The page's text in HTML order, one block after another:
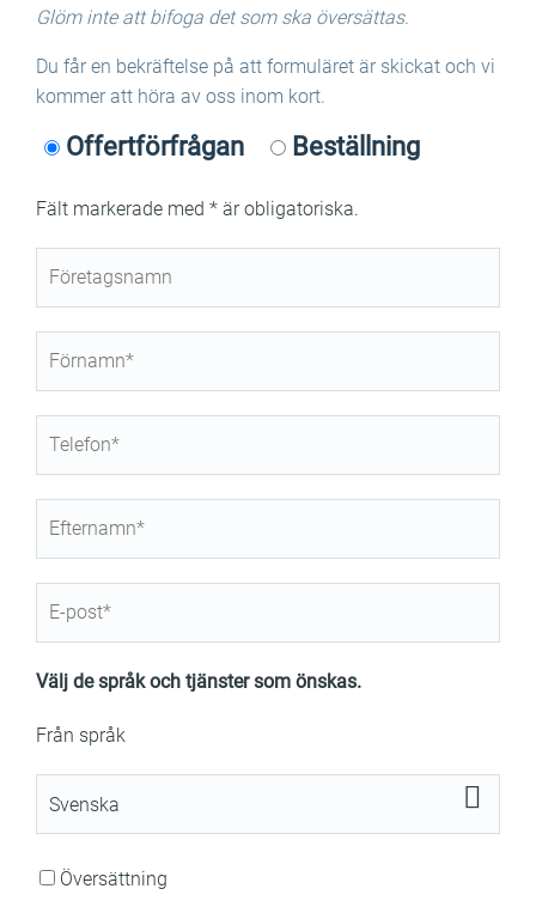
Glöm inte att bifoga det som ska översättas.
Du får en bekräftelse på att formuläret är skickat och vi
kommer att höra av oss inom kort.
Offertförfrågan Beställning
Fält markerade med * är obligatoriska.
Välj de språk och tjänster som önskas.
Från språk
Översättning